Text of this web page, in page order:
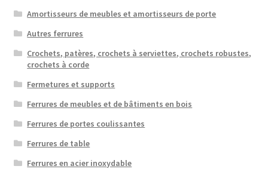
Amortisseurs de meubles et amortisseurs de porte
Autres ferrures
Crochets, patères, crochets à serviettes, crochets robustes,
crochets à corde
Fermetures et supports
Ferrures de meubles et de bâtiments en bois
Ferrures de portes coulissantes
Ferrures de table
Ferrures en acier inoxydable